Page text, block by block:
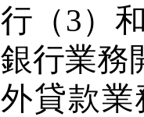
行（3）
銀行業務
外貸款